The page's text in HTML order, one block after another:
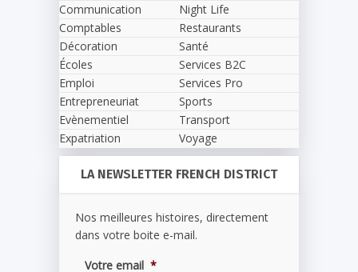
Communication
Comptables
Décoration
Écoles
Emploi
Entrepreneuriat
Evènementiel
Expatriation
Night Life
Restaurants
Santé
Services B2C
Services Pro
Sports
Transport
Voyage
LA NEWSLETTER FRENCH DISTRICT
Nos meilleures histoires, directement
dans votre boite e-mail.
Votre email *